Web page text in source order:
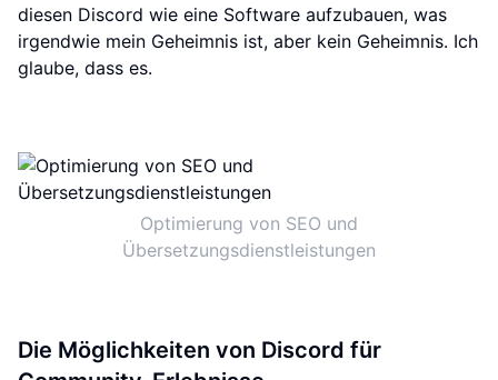
diesen Discord wie eine Software aufzubauen, was
irgendwie mein Geheimnis ist, aber kein Geheimnis. Ich
glaube, dass es.
Optimierung von SEO und
Übersetzungsdienstleistungen
Die Möglichkeiten von Discord für